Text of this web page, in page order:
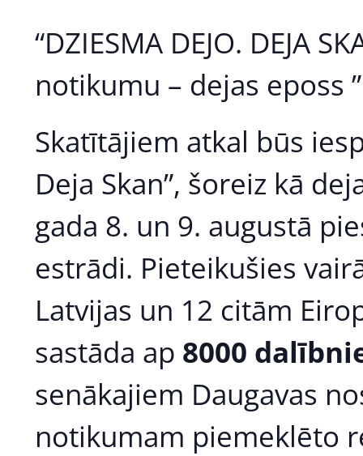
“DZIESMA DEJO. DEJA
notikumu – dejas eposs
Skatītājiem atkal būs
Deja Skan”, šoreiz kā
gada 8. un 9. augustā
estrādi. Pieteikušies
Latvijas un 12 citām
sastāda ap 8000
senākajiem Daugavas
notikumam piemeklēto